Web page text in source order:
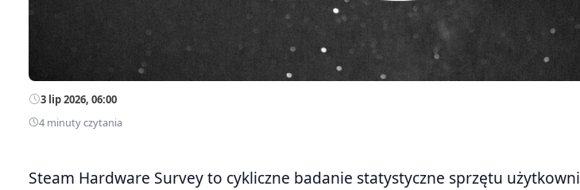
3 lip 2026, 06:00
4 minuty czytania
Steam Hardware Survey to cykliczne badanie statystyczne sprzętu